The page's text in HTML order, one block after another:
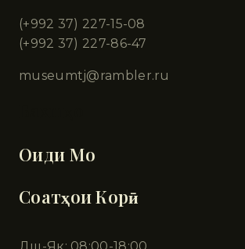
(+992 37) 227-15-08
(+992 37) 227-86-47
museumtj@rambler.ru
Оиди Мо
Соатҳои Корӣ